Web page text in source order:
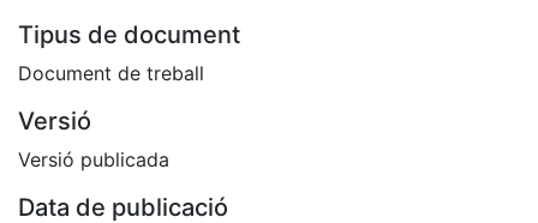
Tipus de document
Document de treball
Versió
Versió publicada
Data de publicació